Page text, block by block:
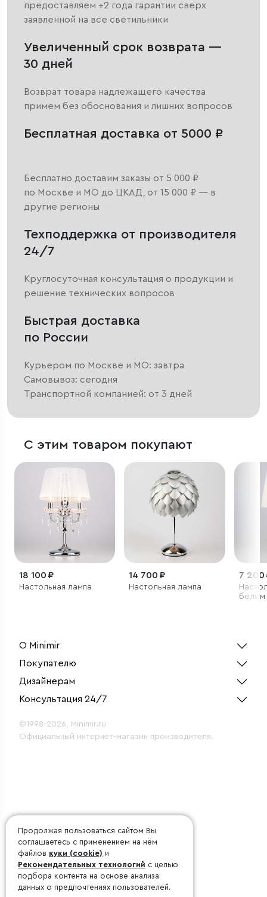
предоставляем +2 года гарантии сверх
заявленной на все светильники
Увеличенный срок возврата —
30 дней
Возврат товара надлежащего качества
примем без обоснования и лишних вопросов
Бесплатная доставка от 5000 ₽
Бесплатно доставим заказы от 5 000 ₽
по Москве и МО до ЦКАД, от 15 000 ₽ — в
другие регионы
Техподдержка от производителя
24/7
Круглосуточная консультация о продукции и
решение технических вопросов
Быстрая доставка
по России
Курьером по Москве и МО: завтра
Самовывоз: сегодня
Транспортной компанией: от 3 дней
С этим товаром покупают
18 100 ₽
Настольная лампа
14 700 ₽
Настольная лампа
7 200
О Minimir
Покупателю
Дизайнерам
Консультация 24/7
©1998-2026, Minimir.ru
Официальный интернет-магазин производителя.
Продолжая пользоваться сайтом Вы
соглашаетесь с применением на нём
файлов куки (cookie) и
Рекомендательных технологий с целью
подбора контента на основе анализа
данных о предпочтениях пользователей.